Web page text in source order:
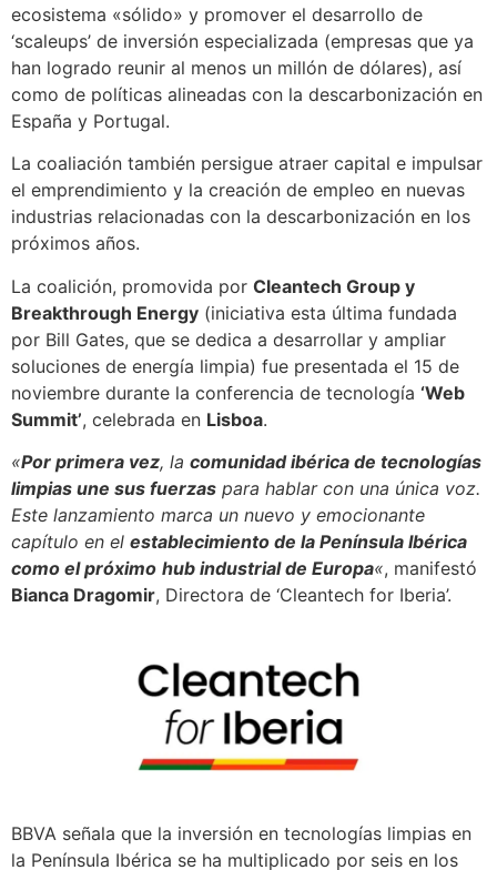
ecosistema «sólido» y promover el desarrollo de
‘scaleups’ de inversión especializada (empresas que ya
han logrado reunir al menos un millón de dólares), así
como de políticas alineadas con la descarbonización en
España y Portugal.
La coaliación también persigue atraer capital e impulsar
el emprendimiento y la creación de empleo en nuevas
industrias relacionadas con la descarbonización en los
próximos años.
La coalición, promovida por Cleantech Group y
Breakthrough Energy (iniciativa esta última fundada
por Bill Gates, que se dedica a desarrollar y ampliar
soluciones de energía limpia) fue presentada el 15 de
noviembre durante la conferencia de tecnología ‘Web
Summit’, celebrada en Lisboa.
«Por primera vez, la comunidad ibérica de tecnologías
limpias une sus fuerzas para hablar con una única voz.
Este lanzamiento marca un nuevo y emocionante
capítulo en el establecimiento de la Península Ibérica
como el próximo hub industrial de Europa«, manifestó
Bianca Dragomir, Directora de ‘Cleantech for Iberia’.
BBVA señala que la inversión en tecnologías limpias en
la Península Ibérica se ha multiplicado por seis en los